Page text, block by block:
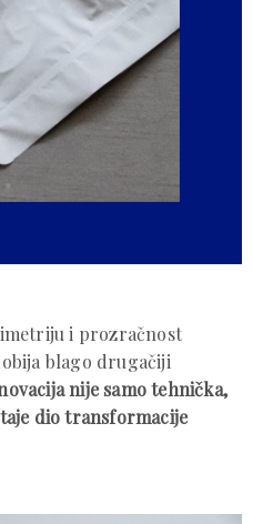
i prozračnost
blago drugačiji
nije samo tehnička,
dio transformacije